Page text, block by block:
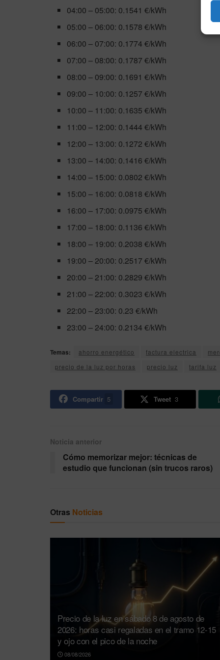
04:00 – 05:00: 0.1541 €/kWh
05:00 – 06:00: 0.1578 €/kWh
06:00 – 07:00: 0.1774 €/kWh
07:00 – 08:00: 0.1787 €/kWh
08:00 – 09:00: 0.1691 €/kWh
09:00 – 10:00: 0.1257 €/kWh
10:00 – 11:00: 0.1635 €/kWh
11:00 – 12:00: 0.1444 €/kWh
12:00 – 13:00: 0.1272 €/kWh
13:00 – 14:00: 0.1416 €/kWh
14:00 – 15:00: 0.0802 €/kWh
15:00 – 16:00: 0.0818 €/kWh
16:00 – 17:00: 0.0975 €/kWh
17:00 – 18:00: 0.1136 €/kWh
18:00 – 19:00: 0.2038 €/kWh
19:00 – 20:00: 0.2517 €/kWh
20:00 – 21:00: 0.2829 €/kWh
21:00 – 22:00: 0.3023 €/kWh
22:00 – 23:00: 0.23 €/kWh
23:00 – 24:00: 0.2134 €/kWh
Temas: ahorro energético factura electrica
precio de la luz por horas
precio luz tarifa luz
Compartir 5 Tweet 3
Noticia anterior
Cómo memorizar mejor: técnicas de
estudio que funcionan (sin trucos raros)
Otras Noticias
Precio de la luz en sábado 8 de agosto de
2026: horas casi regaladas en el tramo 12-15
y ojo con el pico de la noche
08/08/2026